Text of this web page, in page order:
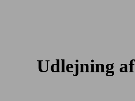
Udlejning